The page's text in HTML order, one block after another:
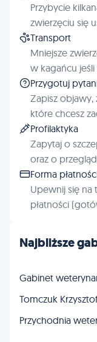
Najbliższe
Przychodnia
Przybycie
zwierzęciu się
Transport
Mniejsze
w kagańcu
Przygotuj
Zapisz objawy,
które chcesz
Profilaktyka
Zapytaj o
oraz o
Forma
Upewnij się
płatności